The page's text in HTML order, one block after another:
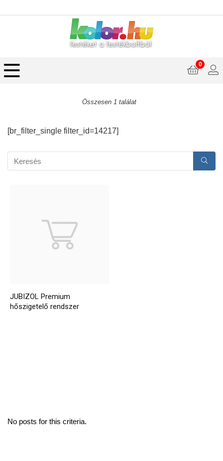
0
Összesen 1 találat
[br_filter_single filter_id=14217]
JUBIZOL Premium
hőszigetelő rendszer
No posts for this criteria.